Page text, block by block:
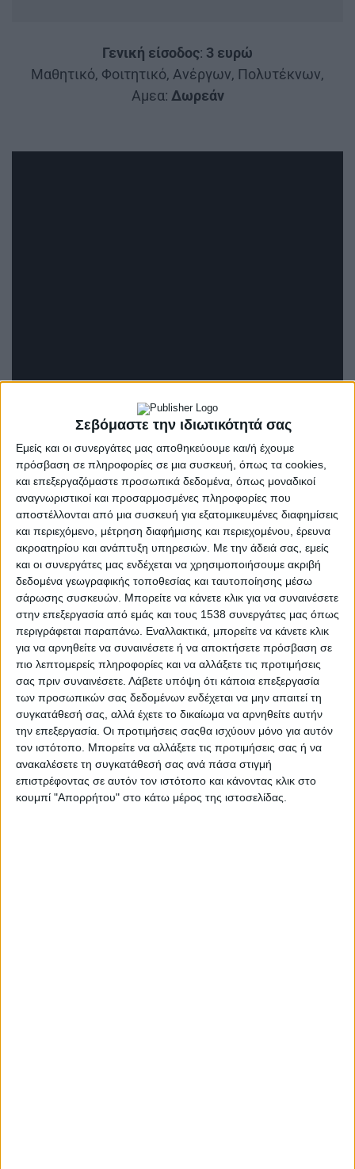
Σεβόμαστε την ιδιωτικότητά σας
Εμείς και οι συνεργάτες μας αποθηκεύουμε και/ή έχουμε
πρόσβαση σε πληροφορίες σε μια συσκευή, όπως τα cookies,
και επεξεργαζόμαστε προσωπικά δεδομένα, όπως μοναδικοί
αναγνωριστικοί και προσαρμοσμένες πληροφορίες που
αποστέλλονται από μια συσκευή για εξατομικευμένες διαφημίσεις
και περιεχόμενο, μέτρηση διαφήμισης και περιεχομένου, έρευνα
ακροατηρίου και ανάπτυξη υπηρεσιών. Με την άδειά σας, εμείς
και οι συνεργάτες μας ενδέχεται να χρησιμοποιήσουμε ακριβή
δεδομένα γεωγραφικής τοποθεσίας και ταυτοποίησης μέσω
σάρωσης συσκευών. Μπορείτε να κάνετε κλικ για να συναινέσετε
στην επεξεργασία από εμάς και τους 1538 συνεργάτες μας όπως
περιγράφεται παραπάνω. Εναλλακτικά, μπορείτε να κάνετε κλικ
για να αρνηθείτε να συναινέσετε ή να αποκτήσετε πρόσβαση σε
πιο λεπτομερείς πληροφορίες και να αλλάξετε τις προτιμήσεις
σας πριν συναινέσετε. Λάβετε υπόψη ότι κάποια επεξεργασία
των προσωπικών σας δεδομένων ενδέχεται να μην απαιτεί τη
συγκατάθεσή σας, αλλά έχετε το δικαίωμα να αρνηθείτε αυτήν
την επεξεργασία. Οι προτιμήσεις σαςθα ισχύουν μόνο για αυτόν
τον ιστότοπο. Μπορείτε να αλλάξετε τις προτιμήσεις σας ή να
ανακαλέσετε τη συγκατάθεσή σας ανά πάσα στιγμή
επιστρέφοντας σε αυτόν τον ιστότοπο και κάνοντας κλικ στο
κουμπί "Απορρήτου" στο κάτω μέρος της ιστοσελίδας.
Γενική είσοδος: 3 ευρώ
Μαθητικό, Φοιτητικό, Ανέργων, Πολυτέκνων,
Αμεα: Δωρεάν
Ιταλία, Γαλλία, 1960, Ασπρόμαυρο
Παραγωγή:
Αμάτο Μπεναζίλικο |
Σκηνοθεσία:Μικελάντζελο Αντονιόνι
Σενάριο:Μικελάντζελο Αντονιόνι, Ελιο
Μπαρτολίνι, Τονίνο Γκουέρα
Φωτογραφία:Αλντο Σκαβάρντα |Μοντάζ:Εράλντο
Ντα Ρόμα
Μουσική:Τζιοβάνι Φούσκο
Πρωταγωνιστούν: Μόνικα Βίτι, Λέα Μασάρι,
Γκαμπριέλε Φερτσέτι
Διάρκεια:144 λεπτά |Διανομή:New Star